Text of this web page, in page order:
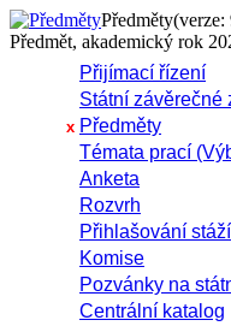
Předměty(verze:
Předmět, akademický rok
Přijímací řízení
Státní závěrečné
x Předměty
Témata prací
Anketa
Rozvrh
Přihlašování stáží
Komise
Pozvánky na
Centrální katalog